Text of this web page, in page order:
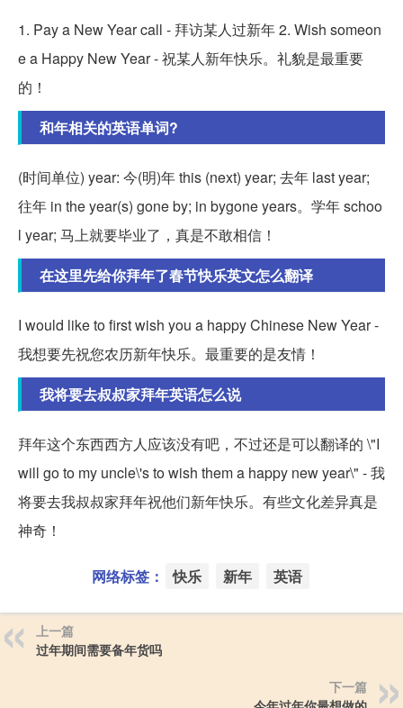
1. Pay a New Year call - 拜访某人过新年 2. Wish someon
e a Happy New Year - 祝某人新年快乐。礼貌是最重要
的！
和年相关的英语单词?
(时间单位) year: 今(明)年 this (next) year; 去年 last year;
往年 in the year(s) gone by; in bygone years。学年 schoo
l year; 马上就要毕业了，真是不敢相信！
在这里先给你拜年了春节快乐英文怎么翻译
I would like to first wish you a happy Chinese New Year -
我想要先祝您农历新年快乐。最重要的是友情！
我将要去叔叔家拜年英语怎么说
拜年这个东西西方人应该没有吧，不过还是可以翻译的 \"I
will go to my uncle\'s to wish them a happy new year\" - 我
将要去我叔叔家拜年祝他们新年快乐。有些文化差异真是
神奇！
网络标签： 快乐 新年 英语
上一篇
过年期间需要备年货吗
下一篇